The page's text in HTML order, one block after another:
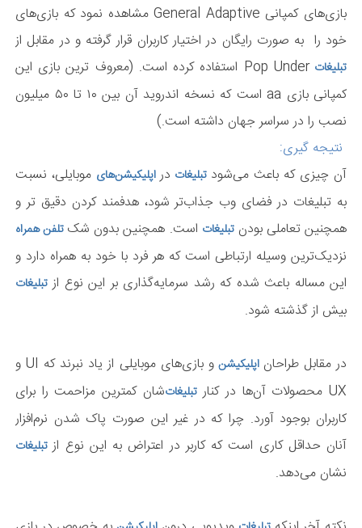
بازی‌های کمپانی General Adaptive مشاهده نمود که بازی‌های
خود را به صورت رایگان در اختیار کاربران قرار گرفته و در مقابل از
تبلیغات
Pop Under استفاده کرده است. (معروف ترین بازی این
کمپانی بازی aa است که نسخه اندروید آن بین ۱۰ تا ۵۰ میلیون
نصب را در سراسر جهان داشته است.)
نتیجه گیری:
آن چیزی که باعث می‌شودتبلیغات دراپلیکیشن‌های موبایلی، نسبت
به تبلیغات در فضای وب جذاب‌تر شود، هدفمند کردن دقیق تر و
همچنین تعاملی بودنتبلیغات است. همچنین بدون شک تلفن همراه
نزدیک‌ترین وسیله ارتباطی است که هر فرد با خود به همراه دارد و
این مساله باعث شده که رشد سرمایه‌گذاری بر این نوع از تبلیغات
بیش از گذشته شود.
در مقابل طراحان اپلیکیشن
و بازی‌های موبایلی از یاد نبرند که UI و
UX محصولات آن‌ها در کنار
تبلیغات‌شان کمترین مزاحمت را برای
کاربران بوجود آورد. چرا که در غیر این صورت پاک شدن نرم‌افزار
آنان حداقل کاری است که کاربر در اعتراض به این نوع ازتبلیغات
نشان می‌دهد.